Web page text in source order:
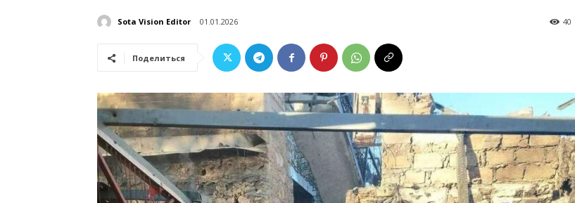
Sota Vision Editor 01.01.2026 40
Поделиться